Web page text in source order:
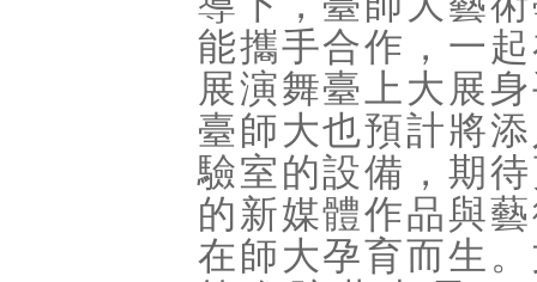
能攜手合作，一
展演舞臺上大展
臺師大也預計將
驗室的設備，期
的新媒體作品與
在師大孕育而生